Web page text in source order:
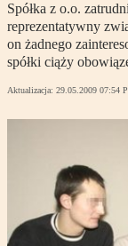
Spółka z o.o.
reprezentatywny
on żadnego
spółki ciąży
Aktualizacja: 29.05.2009 07:54